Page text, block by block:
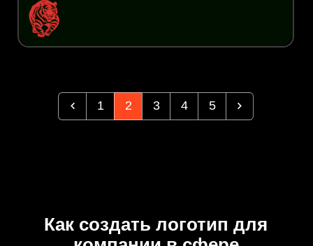
1 2 3 4 5
Как создать логотип для